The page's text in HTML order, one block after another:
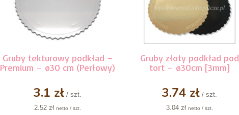
Gruby tekturowy podkład –
Premium – ø30 cm (Perłowy)
3.1 zł / szt.
2.52 zł netto / szt.
Gruby złoty podkład pod
tort – ø30cm [3mm]
3.74 zł / szt.
3.04 zł netto / szt.